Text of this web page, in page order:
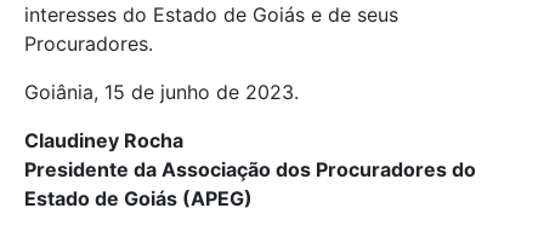
interesses do Estado de Goiás e de seus
Procuradores.
Goiânia, 15 de junho de 2023.
Claudiney Rocha
Presidente da Associação dos Procuradores do
Estado de Goiás (APEG)